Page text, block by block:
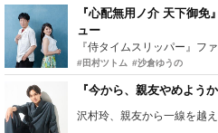
『心配無用ノ介 天下御
ュー
#田村ツトム #沙倉ゆうの
『今から、親友やめよう
沢村玲、親友から一線を越